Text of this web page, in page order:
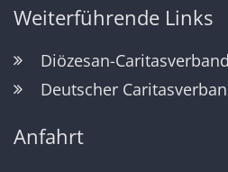
Weiterführende Links
Diözesan-
Deutscher
Anfahrt